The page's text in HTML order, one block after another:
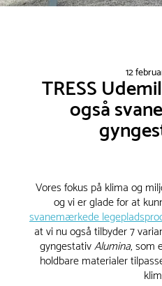
12
TRESS
også
Vores fokus på klima og
og vi er glade for at
svanemærkede
at vi nu også tilbyder 7
gyngestativAlumina, som
holdbare materialer